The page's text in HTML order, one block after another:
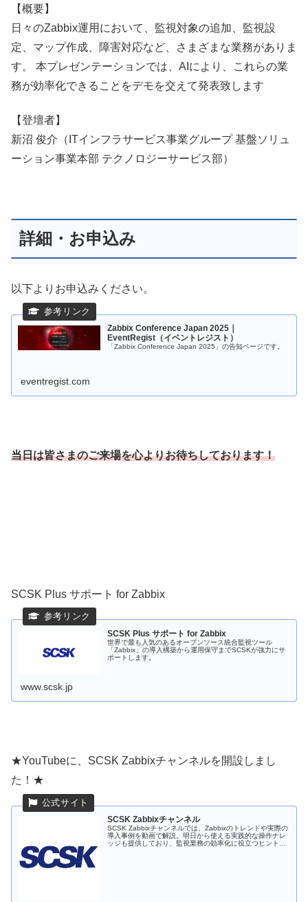
【概要】
日々のZabbix運用において、監視対象の追加、監視設
定、マップ作成、障害対応など、さまざまな業務がありま
す。 本プレゼンテーションでは、AIにより、これらの業
務が効率化できることをデモを交えて発表致します
【登壇者】
新沼 俊介（ITインフラサービス事業グループ 基盤ソリュ
ーション事業本部 テクノロジーサービス部）
詳細・お申込み
以下よりお申込みください。
Zabbix Conference Japan 2025｜
EventRegist（イベントレジスト）
「Zabbix Conference Japan 2025」の告知ページです。
eventregist.com
当日は皆さまのご来場を心よりお待ちしております！
SCSK Plus サポート for Zabbix
SCSK Plus サポート for Zabbix
世界で最も人気のあるオープンソース統合監視ツール
「Zabbix」の導入構築から運用保守までSCSKが強力にサ
ポートします。
www.scsk.jp
★YouTubeに、SCSK Zabbixチャンネルを開設しまし
た！★
SCSK Zabbixチャンネル
SCSK Zabbixチャンネルでは、Zabbixのトレンドや実際の
導入事例を動画で解説。明日から使える実践的な操作ナレ
ッジも提供しており、監視業務の効率化に役立つヒントが